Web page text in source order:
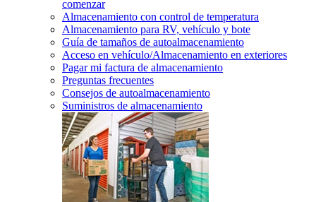
comenzar
Almacenamiento con control de temperatura
Almacenamiento para RV, vehículo y bote
Guía de tamaños de autoalmacenamiento
Acceso en vehículo/Almacenamiento en exteriores
Pagar mi factura de almacenamiento
Preguntas frecuentes
Consejos de autoalmacenamiento
Suministros de almacenamiento